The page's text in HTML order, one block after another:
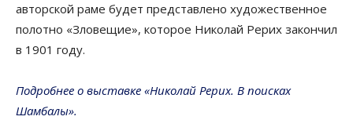
авторской раме будет представлено художественное
полотно «Зловещие», которое Николай Рерих закончил
в 1901 году.
Подробнее о выставке «Николай Рерих. В поисках
Шамбалы».